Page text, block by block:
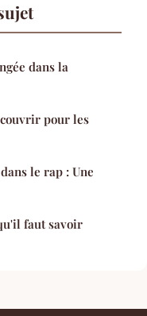
dans la
pour les
le rap : Une
faut savoir